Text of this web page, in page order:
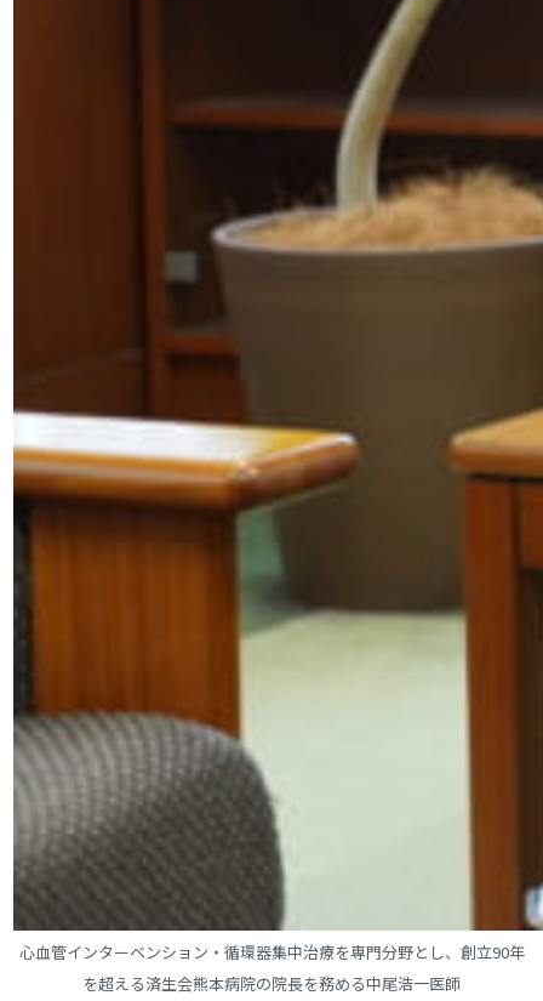
心血管インターベンション・循環器集中治療を専門分野とし、創立90年
を超える済生会熊本病院の院長を務める中尾浩一医師